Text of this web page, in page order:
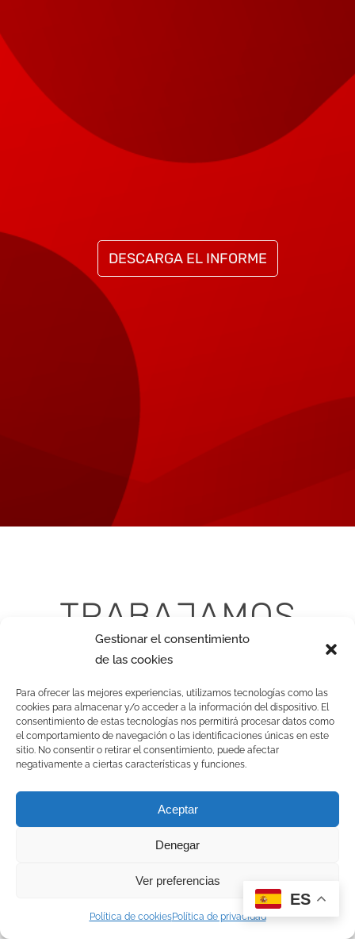
Gestionar el consentimiento
de las cookies
Para ofrecer las mejores experiencias, utilizamos tecnologías como las
cookies para almacenar y/o acceder a la información del dispositivo. El
consentimiento de estas tecnologías nos permitirá procesar datos como
el comportamiento de navegación o las identificaciones únicas en este
sitio. No consentir o retirar el consentimiento, puede afectar
negativamente a ciertas características y funciones.
Aceptar
Denegar
Ver preferencias
Política de cookiesPolítica de privacidad
DESCARGA EL INFORME
TRABAJAMOS
JUNTOS?
ES